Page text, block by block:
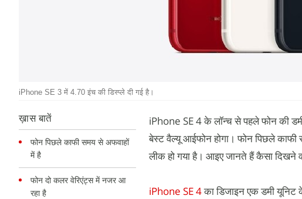
iPhone SE 3 में 4.70 इंच की डिस्प्ले दी गई है।
ख़ास बातें
फोन पिछले काफी समय से अफवाहों
में है
फोन दो कलर वेरिएंट्स में नजर आ
रहा है
iPhone SE 4 के लॉन्च से पहले फोन की
बेस्ट वैल्यू आईफोन होगा। फोन पिछले
लीक हो गया है। आइए जानते हैं कैसा दिखने
iPhone SE 4का डिजाइन एक डमी